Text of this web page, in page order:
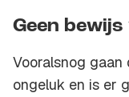
Geen
Vooralsnog
ongeluk en is er